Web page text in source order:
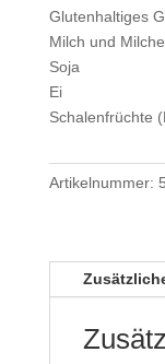
Glutenhaltiges
Milch und
Soja
Ei
Schalenfrüchte
Artikelnummer: